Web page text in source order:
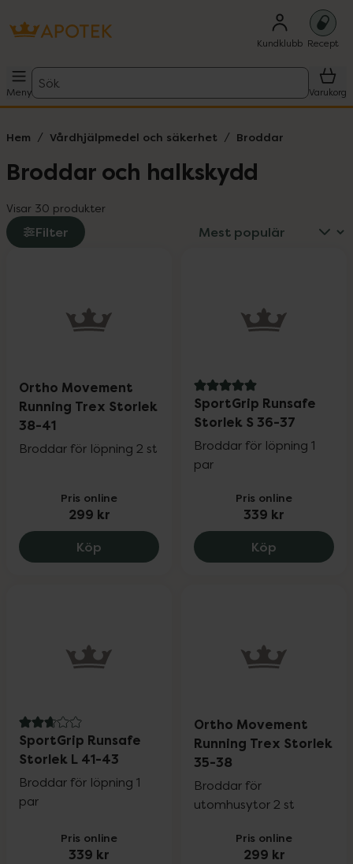
Kundklubb Recept
Meny
Sök
Varukorg
Hem Vårdhjälpmedel och säkerhet Broddar
Broddar och halkskydd
Visar 30 produkter
Filter
Ortho Movement
Running Trex Storlek
38-41
Broddar för löpning 2 st
Pris online
299 kr
Köp Ortho Movement Running Trex
5 av 5 i omdöme
SportGrip Runsafe
Storlek S 36-37
Broddar för löpning 1
par
Pris online
339 kr
Köp SportGrip
2.8 av 5 i omdöme
SportGrip Runsafe
Storlek L 41-43
Broddar för löpning 1
par
Pris online
339 kr
Ortho Movement
Running Trex Storlek
35-38
Broddar för
utomhusytor 2 st
Pris online
299 kr